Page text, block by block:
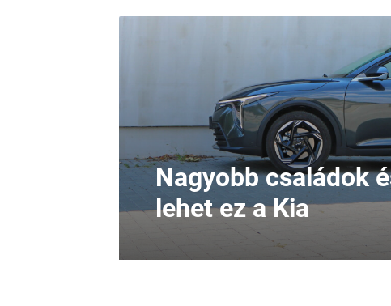
Nagyobb családok
lehet ez a Kia